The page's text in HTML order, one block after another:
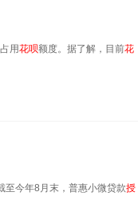
用花呗额度。据了解，目前花
至今年8月末，普惠小微贷款授